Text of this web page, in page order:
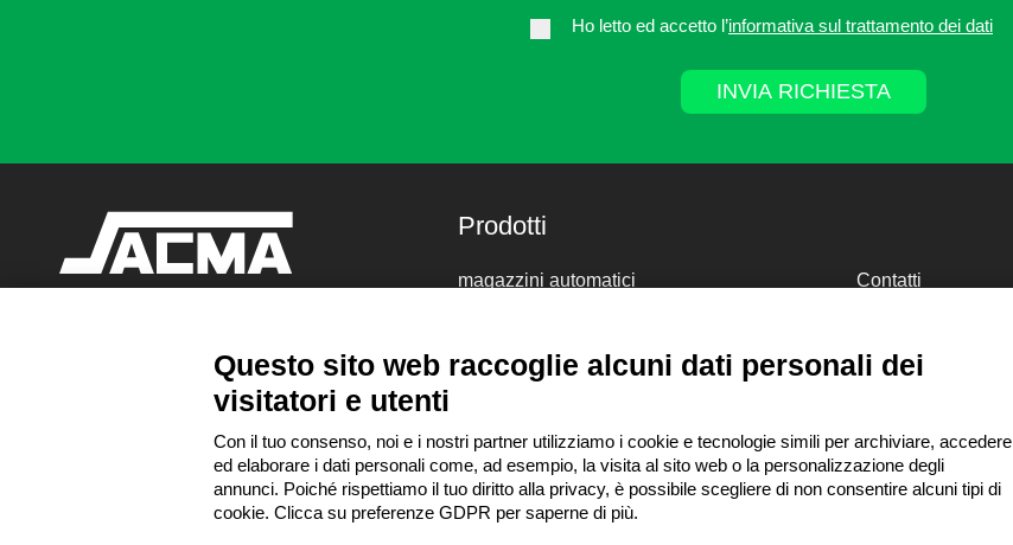
Ho letto ed accetto l’informativa sul trattamento dei dati
13876 Sandigliano (Biella)
sacma@sacmaspa.com
P.IVA: IT 00150440022
Prodotti
magazzini automatici
scaffalature porta scatole
soppalchi
Contatti
Whistleblowing
Questo sito web raccoglie alcuni dati personali dei
visitatori e utenti
Con il tuo consenso, noi e i nostri partner utilizziamo i cookie e tecnologie simili per archiviare, accedere
ed elaborare i dati personali come, ad esempio, la visita al sito web o la personalizzazione degli
annunci. Poiché rispettiamo il tuo diritto alla privacy, è possibile scegliere di non consentire alcuni tipi di
cookie. Clicca su preferenze GDPR per saperne di più.